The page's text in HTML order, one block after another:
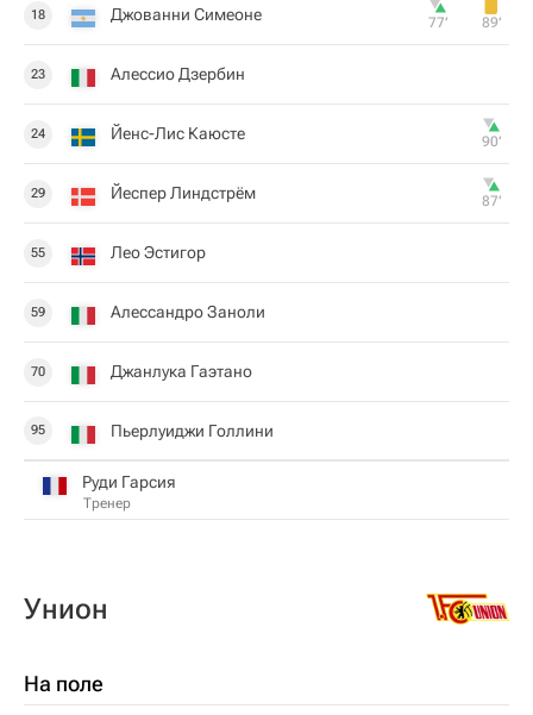
18 Джованни Симеоне 77‎’‎ 89‎’‎
23 Алессио Дзербин
24 Йенс-Лис Каюсте 90‎’‎
29 Йеспер Линдстрём 87‎’‎
55 Лео Эстигор
59 Алессандро Заноли
70 Джанлука Гаэтано
95 Пьерлуиджи Голлини
Руди Гарсия
Тренер
Унион
На поле